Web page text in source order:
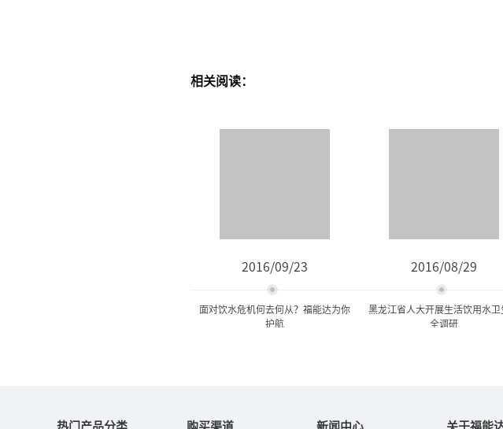
相关阅读：
2016/09/23
面对饮水危机何去何从？福能达为你
护航
2016/08/29
黑龙江省人大开展生活饮用水卫
全调研